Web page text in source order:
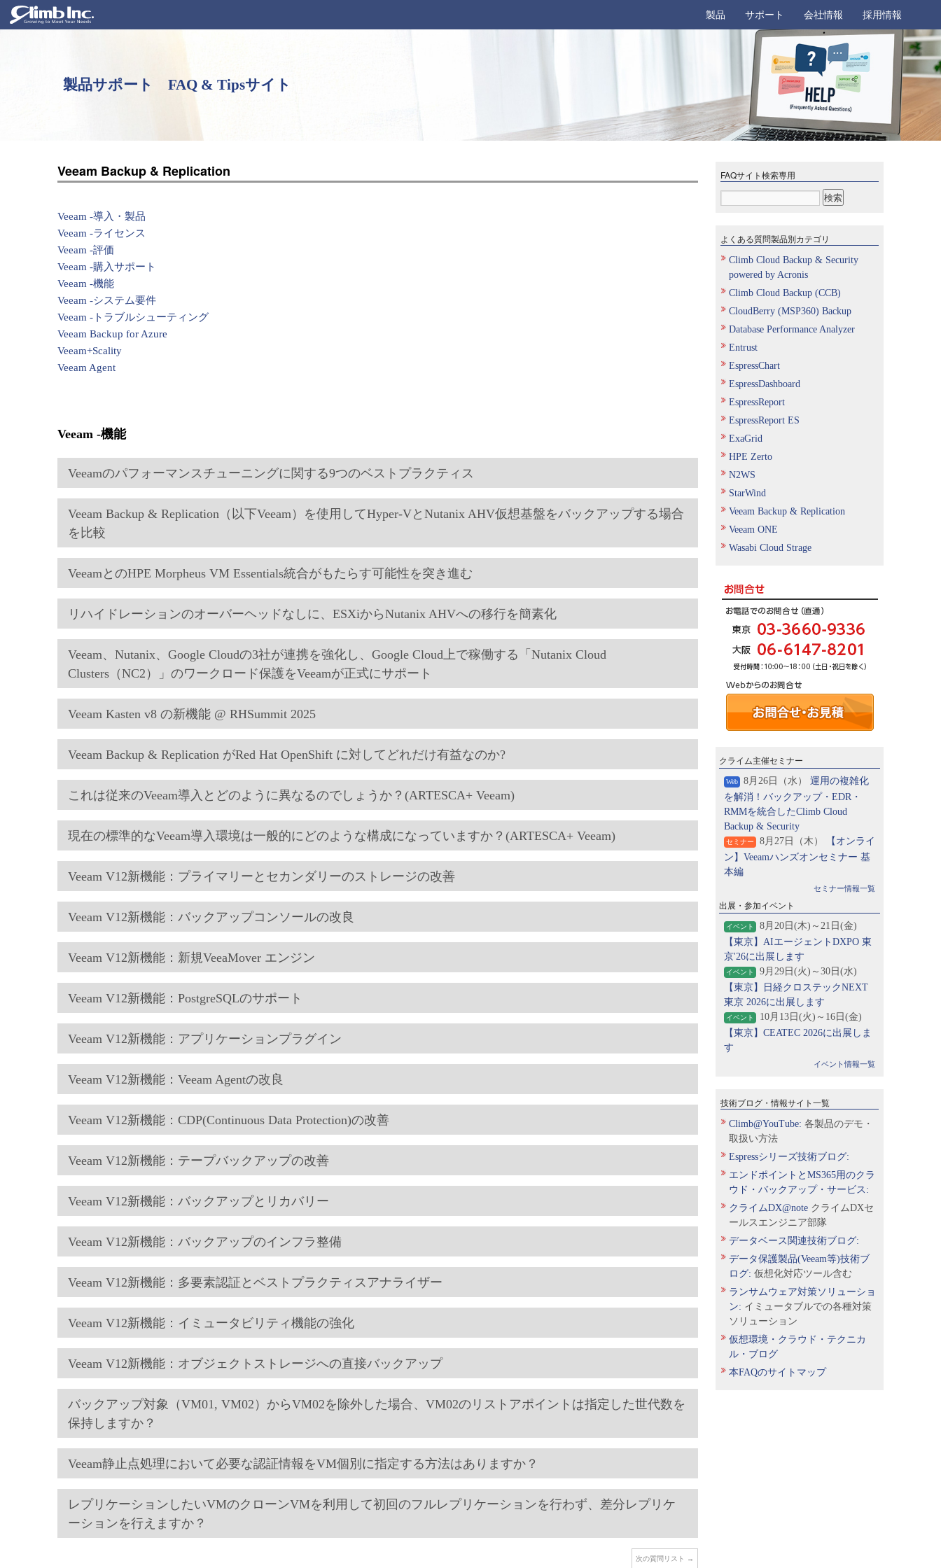
製品 サポート 会社情報 採用情報
製品サポート FAQ & Tipsサイト
Veeam Backup & Replication
Veeam -導入・製品
Veeam -ライセンス
Veeam -評価
Veeam -購入サポート
Veeam -機能
Veeam -システム要件
Veeam -トラブルシューティング
Veeam Backup for Azure
Veeam+Scality
Veeam Agent
Veeam -機能
Veeamのパフォーマンスチューニングに関する9つのベストプラクティス
Veeam Backup & Replication（以下Veeam）を使用してHyper-VとNutanix AHV仮想基盤をバックアップする場合
を比較
VeeamとのHPE Morpheus VM Essentials統合がもたらす可能性を突き進む
リハイドレーションのオーバーヘッドなしに、ESXiからNutanix AHVへの移行を簡素化
Veeam、Nutanix、Google Cloudの3社が連携を強化し、Google Cloud上で稼働する「Nutanix Cloud
Clusters（NC2）」のワークロード保護をVeeamが正式にサポート
Veeam Kasten v8 の新機能 @ RHSummit 2025
Veeam Backup & Replication がRed Hat OpenShift に対してどれだけ有益なのか?
これは従来のVeeam導入とどのように異なるのでしょうか？(ARTESCA+ Veeam)
現在の標準的なVeeam導入環境は一般的にどのような構成になっていますか？(ARTESCA+ Veeam)
Veeam V12新機能：プライマリーとセカンダリーのストレージの改善
Veeam V12新機能：バックアップコンソールの改良
Veeam V12新機能：新規VeeaMover エンジン
Veeam V12新機能：PostgreSQLのサポート
Veeam V12新機能：アプリケーションプラグイン
Veeam V12新機能：Veeam Agentの改良
Veeam V12新機能：CDP(Continuous Data Protection)の改善
Veeam V12新機能：テープバックアップの改善
Veeam V12新機能：バックアップとリカバリー
Veeam V12新機能：バックアップのインフラ整備
Veeam V12新機能：多要素認証とベストプラクティスアナライザー
Veeam V12新機能：イミュータビリティ機能の強化
Veeam V12新機能：オブジェクトストレージへの直接バックアップ
バックアップ対象（VM01, VM02）からVM02を除外した場合、VM02のリストアポイントは指定した世代数を
保持しますか？
Veeam静止点処理において必要な認証情報をVM個別に指定する方法はありますか？
レプリケーションしたいVMのクローンVMを利用して初回のフルレプリケーションを行わず、差分レプリケ
ーションを行えますか？
次の質問リスト →
FAQサイト検索専用
よくある質問製品別カテゴリ
Climb Cloud Backup & Security
powered by Acronis
Climb Cloud Backup (CCB)
CloudBerry (MSP360) Backup
Database Performance Analyzer
Entrust
EspressChart
EspressDashboard
EspressReport
EspressReport ES
ExaGrid
HPE Zerto
N2WS
StarWind
Veeam Backup & Replication
Veeam ONE
Wasabi Cloud Strage
クライム主催セミナー
Web 8月26日（水） 運用の複雑化
を解消！バックアップ・EDR・
RMMを統合したClimb Cloud
Backup & Security
セミナー 8月27日（木）
【オンライ
ン】Veeamハンズオンセミナー 基
本編
セミナー情報一覧
出展・参加イベント
イベント
8月20日(木)～21日(金)
【東京】AIエージェントDXPO 東
京'26に出展します
イベント
9月29日(火)～30日(水)
【東京】日経クロステックNEXT
東京 2026に出展します
イベント
10月13日(火)～16日(金)
【東京】CEATEC 2026に出展しま
す
イベント情報一覧
技術ブログ・情報サイト一覧
Climb@YouTube: 各製品のデモ・
取扱い方法
Espressシリーズ技術ブログ:
エンドポイントとMS365用のクラ
ウド・バックアップ・サービス:
クライムDX@note クライムDXセ
ールスエンジニア部隊
データベース関連技術ブログ:
データ保護製品(Veeam等)技術ブ
ログ: 仮想化対応ツール含む
ランサムウェア対策ソリューショ
ン: イミュータブルでの各種対策
ソリューション
仮想環境・クラウド・テクニカ
ル・ブログ
本FAQのサイトマップ